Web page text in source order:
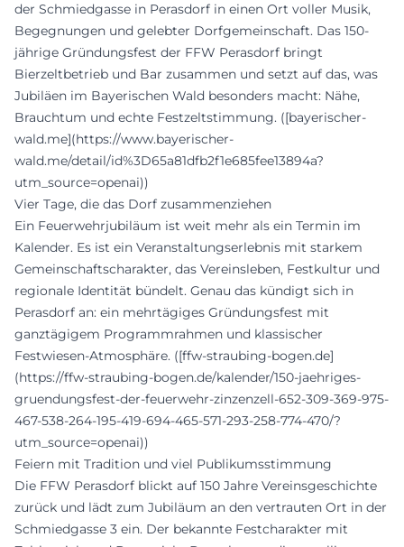
der Schmiedgasse in Perasdorf in einen Ort voller Musik,
Begegnungen und gelebter Dorfgemeinschaft. Das 150-
jährige Gründungsfest der FFW Perasdorf bringt
Bierzeltbetrieb und Bar zusammen und setzt auf das, was
Jubiläen im Bayerischen Wald besonders macht: Nähe,
Brauchtum und echte Festzeltstimmung. ([bayerischer-
wald.me](https://www.bayerischer-
wald.me/detail/id%3D65a81dfb2f1e685fee13894a?
utm_source=openai))
Vier Tage, die das Dorf zusammenziehen
Ein Feuerwehrjubiläum ist weit mehr als ein Termin im
Kalender. Es ist ein Veranstaltungserlebnis mit starkem
Gemeinschaftscharakter, das Vereinsleben, Festkultur und
regionale Identität bündelt. Genau das kündigt sich in
Perasdorf an: ein mehrtägiges Gründungsfest mit
ganztägigem Programmrahmen und klassischer
Festwiesen-Atmosphäre. ([ffw-straubing-bogen.de]
(https://ffw-straubing-bogen.de/kalender/150-jaehriges-
gruendungsfest-der-feuerwehr-zinzenzell-652-309-369-975-
467-538-264-195-419-694-465-571-293-258-774-470/?
utm_source=openai))
Feiern mit Tradition und viel Publikumsstimmung
Die FFW Perasdorf blickt auf 150 Jahre Vereinsgeschichte
zurück und lädt zum Jubiläum an den vertrauten Ort in der
Schmiedgasse 3 ein. Der bekannte Festcharakter mit